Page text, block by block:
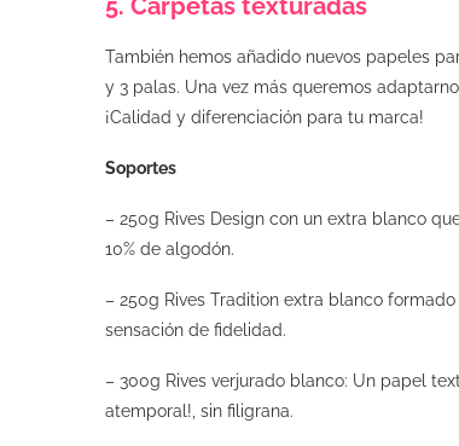
5. Carpetas texturadas
También hemos añadido nuevos papeles
y 3 palas. Una vez más queremos
¡Calidad y diferenciación para tu marca!
Soportes
– 250g Rives Design con un extra blanco
10% de algodón.
– 250g Rives Tradition extra blanco
sensación de fidelidad.
– 300g Rives verjurado blanco: Un papel
atemporal!, sin filigrana.